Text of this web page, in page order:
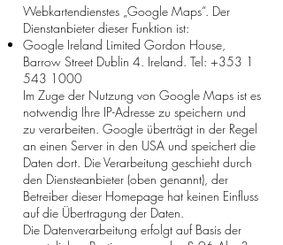
Webkartendienstes „Google Maps“. Der
Dienstanbieter dieser Funktion ist:
Google Ireland Limited Gordon House,
Barrow Street Dublin 4. Ireland. Tel: +353 1
543 1000
Im Zuge der Nutzung von Google Maps ist es
notwendig Ihre IP-Adresse zu speichern und
zu verarbeiten. Google überträgt in der Regel
an einen Server in den USA und speichert die
Daten dort. Die Verarbeitung geschieht durch
den Diensteanbieter (oben genannt), der
Betreiber dieser Homepage hat keinen Einfluss
auf die Übertragung der Daten.
Die Datenverarbeitung erfolgt auf Basis der